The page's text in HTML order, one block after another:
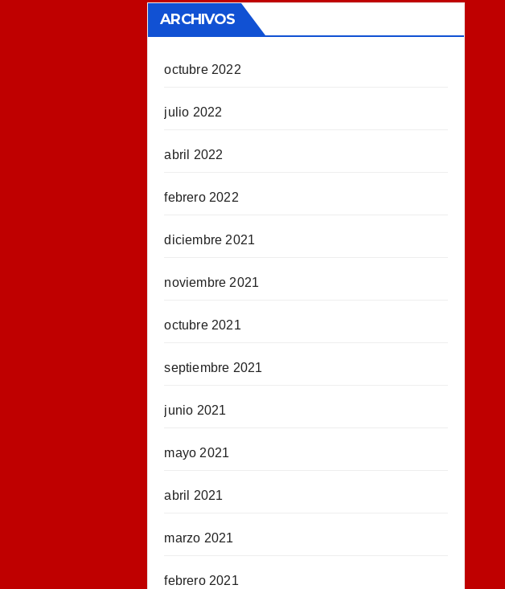
ARCHIVOS
octubre 2022
julio 2022
abril 2022
febrero 2022
diciembre 2021
noviembre 2021
octubre 2021
septiembre 2021
junio 2021
mayo 2021
abril 2021
marzo 2021
febrero 2021